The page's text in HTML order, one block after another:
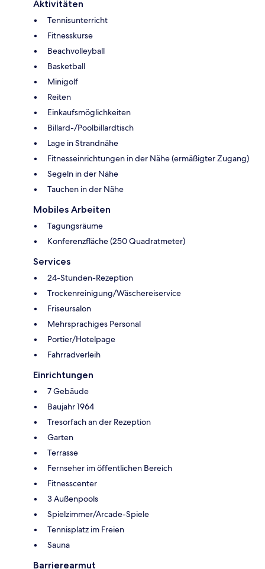
Aktivitäten
Tennisunterricht
Fitnesskurse
Beachvolleyball
Basketball
Minigolf
Reiten
Einkaufsmöglichkeiten
Billard-/Poolbillardtisch
Lage in Strandnähe
Fitnesseinrichtungen in der Nähe (ermäßigter Zugang)
Segeln in der Nähe
Tauchen in der Nähe
Mobiles Arbeiten
Tagungsräume
Konferenzfläche (250 Quadratmeter)
Services
24-Stunden-Rezeption
Trockenreinigung/Wäschereiservice
Friseursalon
Mehrsprachiges Personal
Portier/Hotelpage
Fahrradverleih
Einrichtungen
7 Gebäude
Baujahr 1964
Tresorfach an der Rezeption
Garten
Terrasse
Fernseher im öffentlichen Bereich
Fitnesscenter
3 Außenpools
Spielzimmer/Arcade-Spiele
Tennisplatz im Freien
Sauna
Barrierearmut